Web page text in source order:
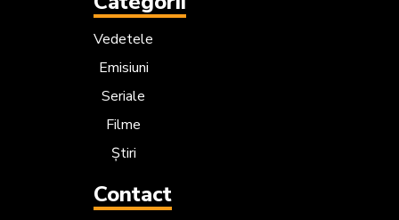
Vedetele
Emisiuni
Seriale
Filme
Știri
Contact